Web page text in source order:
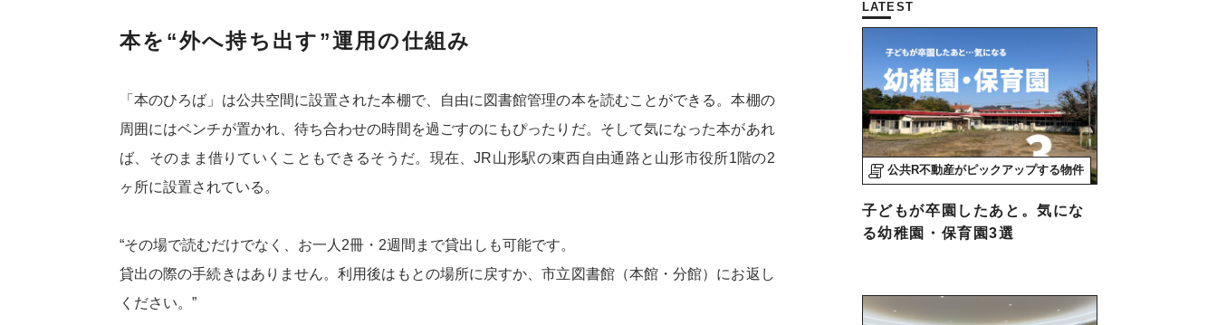
本を“外へ持ち出す”運用の仕組み
「本のひろば」は公共空間に設置された本棚で、自由に図書館管理の本を読むことができる。本棚の
周囲にはベンチが置かれ、待ち合わせの時間を過ごすのにもぴったりだ。そして気になった本があれ
ば、そのまま借りていくこともできるそうだ。現在、JR山形駅の東西自由通路と山形市役所1階の2
ヶ所に設置されている。
“その場で読むだけでなく、お一人2冊・2週間まで貸出しも可能です。
貸出の際の手続きはありません。利用後はもとの場所に戻すか、市立図書館（本館・分館）にお返し
ください。”
LATEST
公共R不動産がピックアップする物件
子どもが卒園したあと。気にな
る幼稚園・保育園3選